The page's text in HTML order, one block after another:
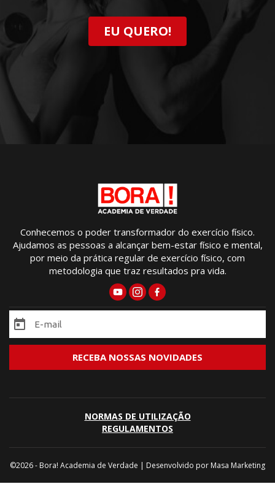
EU QUERO!
Conhecemos o poder transformador do exercício físico.
Ajudamos as pessoas a alcançar bem-estar físico e mental,
por meio da prática regular de exercício físico, com
metodologia que traz resultados pra vida.
NORMAS DE UTILIZAÇÃO
REGULAMENTOS
©2026 - Bora! Academia de Verdade | Desenvolvido por Masa Marketing